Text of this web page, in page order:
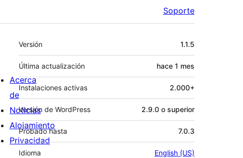
Soporte
Meta
Versión 1.1.5
Última actualización hace 1 mes
Instalaciones activas 2.000+
Versión de WordPress 2.9.0 o superior
Probado hasta 7.0.3
Idioma English (US)
Acerca
de
Noticias
Alojamiento
Privacidad